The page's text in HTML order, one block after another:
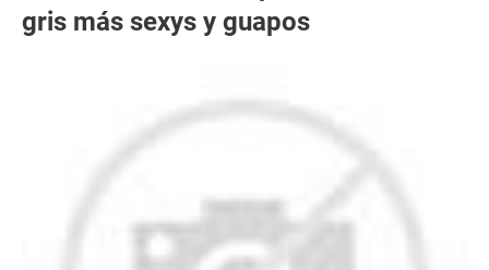
gris más sexys y guapos